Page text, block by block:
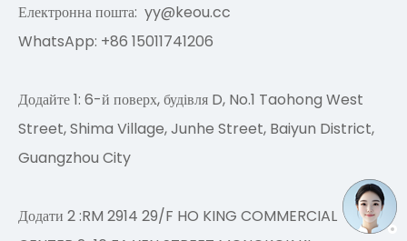
Електронна пошта: yy@keou.cc
WhatsApp: +86 15011741206
Додайте 1: 6-й поверх, будівля D, No.1 Taohong West
Street, Shima Village, Junhe Street, Baiyun District,
Guangzhou City
Додати 2 :RM 2914 29/F HO KING COMMERCIAL